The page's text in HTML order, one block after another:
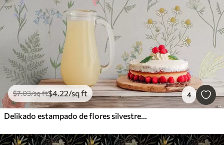
$7.03/sq ft$4.22/sq ft 4
Delikado estampado de flores silvestres sobre fondo claro